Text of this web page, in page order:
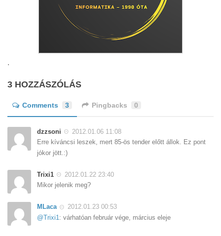
.
3 HOZZÁSZÓLÁS
Comments 3 Pingbacks 0
dzzsoni
2012.01.06 11:08
Erre kíváncsi leszek, mert 85-ös tender előtt állok. Ez pont
jókor jött.:)
Trixi1
2012.01.22 23:40
Mikor jelenik meg?
MLaca
2012.01.23 00:53
@Trixi1 : várhatóan február vége, március eleje